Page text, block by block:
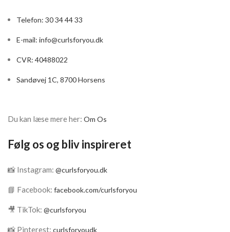
og parabener
Størrelse: 59/295/946 ml
OBS. Innersense er igang
størrelser fra 59ml flasker
Telefon: 30 34 44 33
E-mail: info@curlsforyou.dk
CVR: 40488022
Sandøvej 1C, 8700 Horsens
Du kan læse mere her: Om Os
Følg os og bliv inspireret
📸 Instagram: @curlsforyou.dk
📘 Facebook: facebook.com/curlsforyou
🎥 TikTok: @curlsforyou
📸 Pinterest: curlsforyoudk